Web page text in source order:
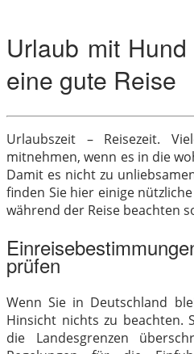
Urlaub mit
eine gute Reise
Urlaubszeit – Reisezeit.
mitnehmen, wenn es in die
Damit es nicht zu
finden Sie hier einige
während der Reise beachten
prüfen
Wenn Sie in Deutschland
Hinsicht nichts zu beachten.
die Landesgrenzen